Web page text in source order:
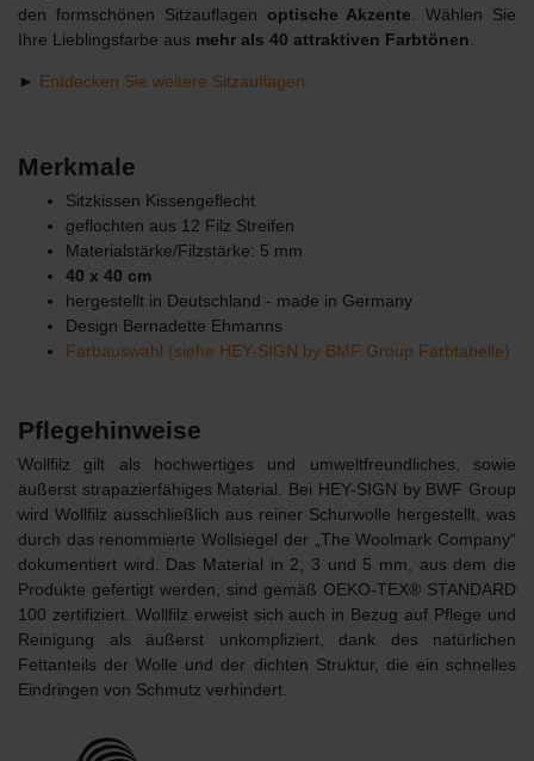
den formschönen Sitzauflagen optische Akzente . Wählen Sie
Ihre Lieblingsfarbe aus mehr als 40 attraktiven Farbtönen
► Entdecken Sie weitere Sitzauflagen
Merkmale
Sitzkissen Kissengeflecht
geflochten aus 12 Filz Streifen
Materialstärke/Filzstärke: 5 mm
40 x 40 cm
hergestellt in Deutschland - made in Germany
Design Bernadette Ehmanns
Farbauswahl (siehe HEY-SIGN by BMF Group Farbtabelle)
Pflegehinweise
Wollfilz gilt als hochwertiges und umweltfreundliches, sowie
äußerst strapazierfähiges Material. Bei HEY-SIGN by BWF Group
wird Wollfilz ausschließlich aus reiner Schurwolle hergestellt, was
durch das renommierte Wollsiegel der „The Woolmark Company“
dokumentiert wird. Das Material in 2, 3 und 5 mm, aus dem die
Produkte gefertigt werden, sind gemäß OEKO-TEX® STANDARD
100 zertifiziert. Wollfilz erweist sich auch in Bezug auf Pflege und
Reinigung als äußerst unkompliziert, dank des natürlichen
Fettanteils der Wolle und der dichten Struktur, die ein schnelles
Eindringen von Schmutz verhindert.